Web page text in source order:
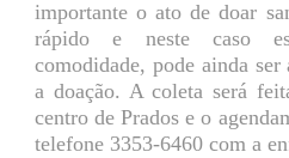
importante o ato de doar
rápido e neste caso
comodidade, pode ainda
a doação. A coleta será
centro de Prados e o
telefone 3353-6460 com a